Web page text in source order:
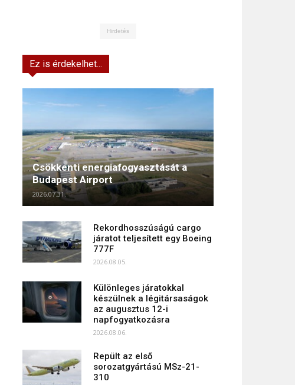
Hirdetés
Ez is érdekelhet...
Csökkenti energiafogyasztását a
Budapest Airport
2026.07.31.
Rekordhosszúságú cargo
járatot teljesített egy Boeing
777F
2026.08.05.
Különleges járatokkal
készülnek a légitársaságok
az augusztus 12-i
napfogyatkozásra
2026.08.06.
Repült az első
sorozatgyártású MSz-21-
310